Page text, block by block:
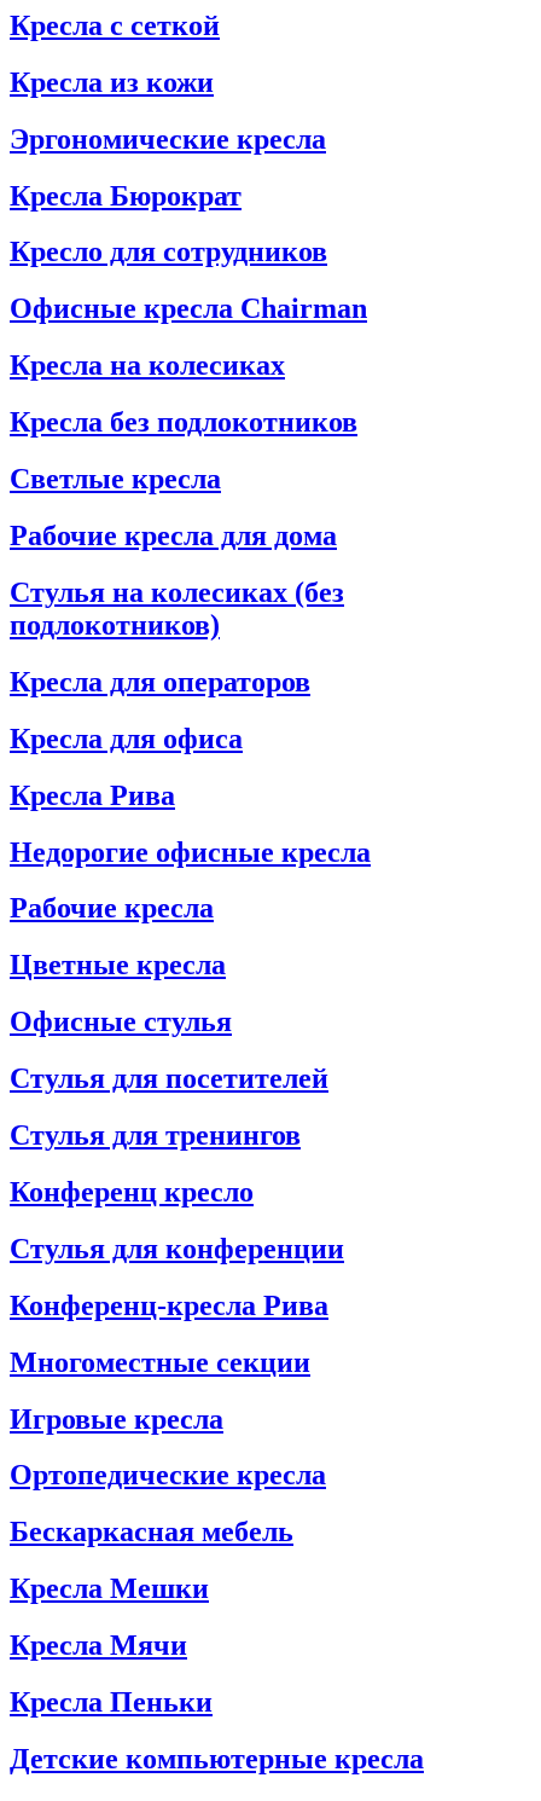
Кресла с сеткой
Кресла из кожи
Эргономические кресла
Кресла Бюрократ
Кресло для сотрудников
Офисные кресла Chairman
Кресла на колесиках
Кресла без подлокотников
Светлые кресла
Рабочие кресла для дома
Стулья на колесиках (без
подлокотников)
Кресла для операторов
Кресла для офиса
Кресла Рива
Недорогие офисные кресла
Рабочие кресла
Цветные кресла
Офисные стулья
Стулья для посетителей
Стулья для тренингов
Конференц кресло
Стулья для конференции
Конференц-кресла Рива
Многоместные секции
Игровые кресла
Ортопедические кресла
Бескаркасная мебель
Кресла Мешки
Кресла Мячи
Кресла Пеньки
Детские компьютерные кресла